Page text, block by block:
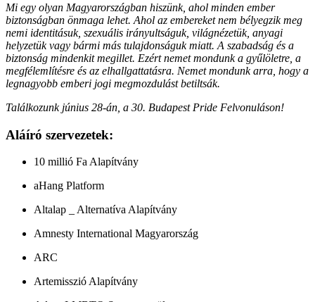
Mi egy olyan Magyarországban hiszünk, ahol minden ember
biztonságban önmaga lehet. Ahol az embereket nem bélyegzik meg
nemi identitásuk, szexuális irányultságuk, világnézetük, anyagi
helyzetük vagy bármi más tulajdonságuk miatt. A szabadság és a
biztonság mindenkit megillet. Ezért nemet mondunk a gyűlöletre, a
megfélemlítésre és az elhallgattatásra. Nemet mondunk arra, hogy a
legnagyobb emberi jogi megmozdulást betiltsák.
Találkozunk június 28-án, a 30. Budapest Pride Felvonuláson!
Aláíró szervezetek:
10 millió Fa Alapítvány
aHang Platform
Altalap _ Alternatíva Alapítvány
Amnesty International Magyarország
ARC
Artemisszió Alapítvány